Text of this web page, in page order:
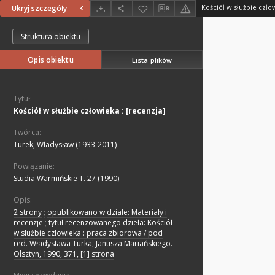
Ukryj szczegóły Kościół w służbie
Struktura obiektu
Opis obiektu Lista plików
Tytuł:
Kościół w służbie człowieka : [recenzja]
Twórca:
Turek, Władysław (1933-2011)
Powiązanie:
Studia Warmińskie T. 27 (1990)
Opis:
2 strony ; opublikowano w dziale: Materiały i
recenzje ; tytuł recenzowanego dzieła: Kościół
w służbie człowieka : praca zbiorowa / pod
red. Władysława Turka, Janusza Mariańskiego. -
Olsztyn, 1990, 371, [1] strona